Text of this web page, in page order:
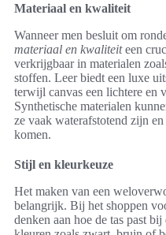
Materiaal en kwaliteit
Wanneer men besluit om
materiaal en kwaliteiteen
verkrijgbaar in materialen
stoffen. Leer biedt een luxe
terwijl canvas een lichtere en
Synthetische materialen
ze vaak waterafstotend zijn
komen.
Stijl en kleurkeuze
Het maken van een
belangrijk. Bij het shoppen
denken aan hoe de tas past